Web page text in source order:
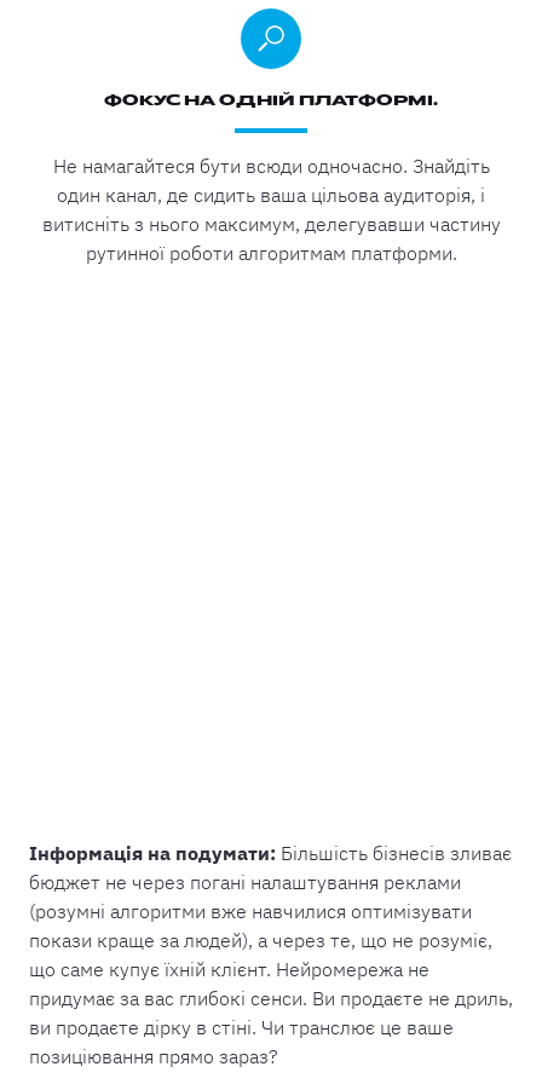
ФОКУС НА ОДНІЙ ПЛАТФОРМІ.
Не намагайтеся бути всюди одночасно. Знайдіть
один канал, де сидить ваша цільова аудиторія, і
витисніть з нього максимум, делегувавши частину
рутинної роботи алгоритмам платформи.
Інформація на подумати: Більшість бізнесів зливає
бюджет не через погані налаштування реклами
(розумні алгоритми вже навчилися оптимізувати
покази краще за людей), а через те, що не розуміє,
що саме купує їхній клієнт. Нейромережа не
придумає за вас глибокі сенси. Ви продаєте не дриль,
ви продаєте дірку в стіні. Чи транслює це ваше
позиціювання прямо зараз?